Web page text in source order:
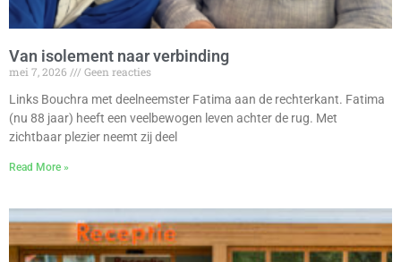
Van isolement naar verbinding
mei 7, 2026
Geen reacties
Links Bouchra met deelneemster Fatima aan de rechterkant. Fatima
(nu 88 jaar) heeft een veelbewogen leven achter de rug. Met
zichtbaar plezier neemt zij deel
Read More »